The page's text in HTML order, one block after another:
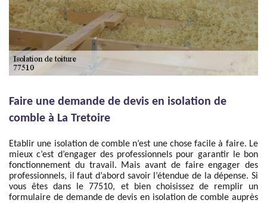
Faire une demande de devis en isolation de
comble à La Tretoire
Etablir une isolation de comble n’est une chose facile à faire. Le
mieux c’est d’engager des professionnels pour garantir le bon
fonctionnement du travail. Mais avant de faire engager des
professionnels, il faut d’abord savoir l’étendue de la dépense. Si
vous êtes dans le 77510, et bien choisissez de remplir un
formulaire de demande de devis en isolation de comble auprès